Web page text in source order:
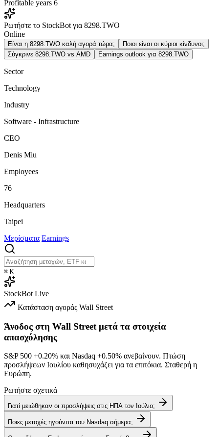
Profitable years 6
Ρωτήστε το StockBot για 8298.TWO
Online
Είναι η 8298.TWO καλή αγορά τώρα;
Ποιοι είναι οι κύριοι κίνδυνοι;
Σύγκρινε 8298.TWO vs AMD
Earnings outlook για 8298.TWO
Sector
Technology
Industry
Software - Infrastructure
CEO
Denis Miu
Employees
76
Headquarters
Taipei
Μερίσματα Earnings
⌘ K
StockBot Live
Κατάσταση αγοράς Wall Street
Άνοδος στη Wall Street μετά τα στοιχεία
απασχόλησης
S&P 500 +0.20% και Nasdaq +0.50% ανεβαίνουν. Πτώση
προσλήψεων Ιουλίου καθησυχάζει για τα επιτόκια. Σταθερή η
Ευρώπη.
Ρωτήστε σχετικά
Γιατί μειώθηκαν οι προσλήψεις στις ΗΠΑ τον Ιούλιο;
Ποιες μετοχές ηγούνται του Nasdaq σήμερα;